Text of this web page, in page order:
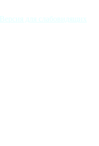
Версия для слабовидящих